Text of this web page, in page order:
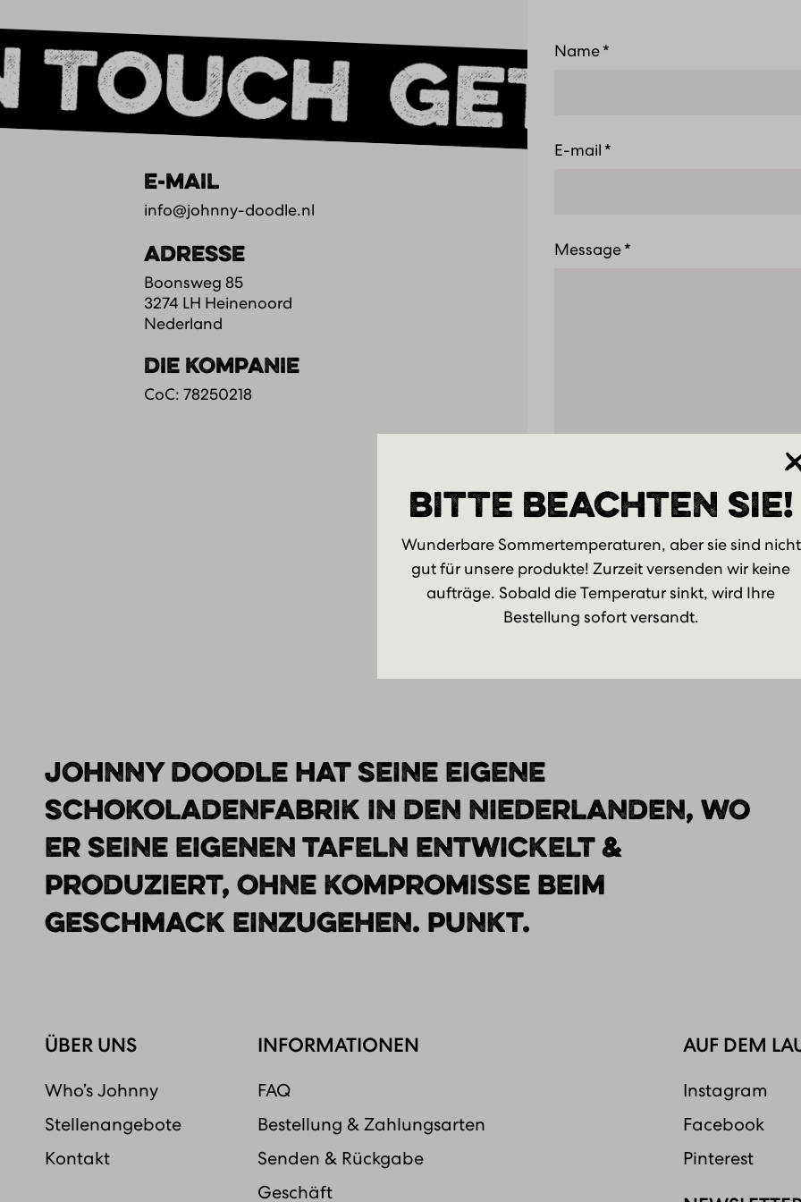
BITTE BEACHTEN SIE!
Wunderbare Sommertemperaturen, aber sie sind nicht
gut für unsere produkte! Zurzeit versenden wir keine
aufträge. Sobald die Temperatur sinkt, wird Ihre
Bestellung sofort versandt.
E-MAIL
info@johnny-doodle.nl
ADRESSE
Boonsweg 85
3274 LH Heinenoord
Nederland
DIE KOMPANIE
CoC: 78250218
Name
E-mail
Message
SEND
touch Get in
JOHNNY DOODLE HAT SEINE EIGENE
SCHOKOLADENFABRIK IN DEN NIEDERLANDEN, WO
ER SEINE EIGENEN TAFELN ENTWICKELT &
PRODUZIERT, OHNE KOMPROMISSE BEIM
GESCHMACK EINZUGEHEN. PUNKT.
ÜBER UNS
Who’s Johnny
Stellenangebote
Kontakt
INFORMATIONEN
FAQ
Bestellung & Zahlungsarten
Senden & Rückgabe
Geschäft
AUF DEM
Instagram
Facebook
Pinterest